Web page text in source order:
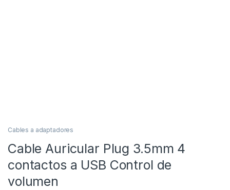
Cables a adaptadores
Cable Auricular Plug 3.5mm 4
contactos a USB Control de
volumen